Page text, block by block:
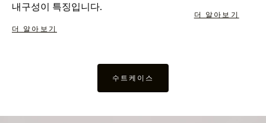
내구성이 특징입니다.
더 알아보기
더 알아보기
수트케이스